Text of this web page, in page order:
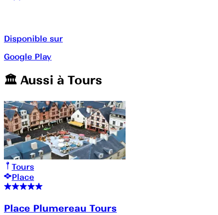
Disponible sur
Google Play
🏛️️ Aussi à Tours
Tours
Place
Place Plumereau Tours